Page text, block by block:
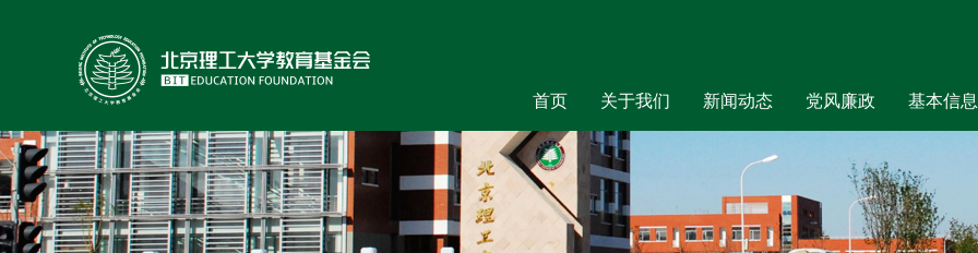
首页 关于我们 新闻动态 党风廉政 基本信息